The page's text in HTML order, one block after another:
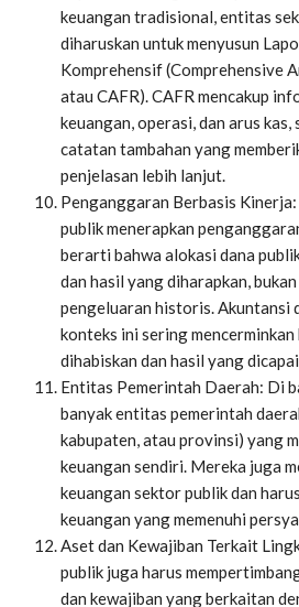
keuangan tradisional, entitas
diharuskan untuk menyusun
Komprehensif (Comprehensive
atau CAFR). CAFR mencakup
keuangan, operasi, dan arus
catatan tambahan yang
penjelasan lebih lanjut.
Penganggaran Berbasis
publik menerapkan
berarti bahwa alokasi dana
dan hasil yang diharapkan,
pengeluaran historis. Akuntansi
konteks ini sering
dihabiskan dan hasil yang
Entitas Pemerintah Daerah: Di
banyak entitas pemerintah
kabupaten, atau provinsi) yang
keuangan sendiri. Mereka juga
keuangan sektor publik dan
keuangan yang memenuhi
Aset dan Kewajiban Terkait
publik juga harus
dan kewajiban yang berkaitan